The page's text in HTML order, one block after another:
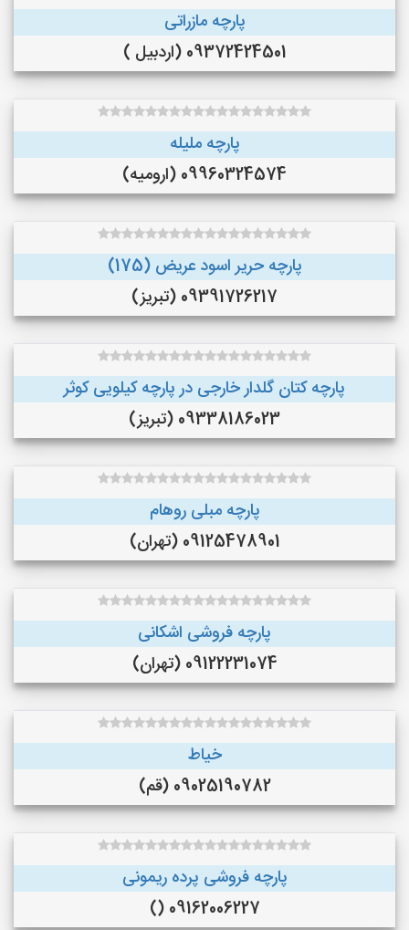
پارچه مازراتی
09372424501 (اردبیل )
پارچه ملیله
09960324574 (ارومیه)
پارچه حریر اسود عریض (175)
09391726217 (تبریز)
پارچه کتان گلدار خارجی در پارچه کیلویی کوثر
09338186023 (تبریز)
پارچه مبلی روهام
09125478901 (تهران)
پارچه فروشی اشکانی
09122231074 (تهران)
خیاط
09025190782 (قم)
پارچه فروشی پرده ریمونی
09162006227 ()